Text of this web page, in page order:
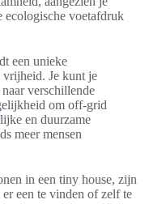
voetafdruk
een unieke
vrijheid. Je kunt je
verschillende
om off-grid
en duurzame
meer mensen
in een tiny house, zijn
een te vinden of zelf te